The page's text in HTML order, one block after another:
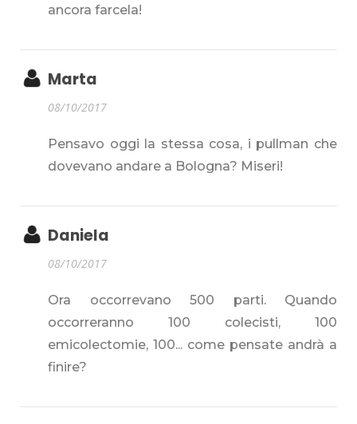
ancora farcela!
Marta
08/10/2017
Pensavo oggi la stessa cosa, i pullman che
dovevano andare a Bologna? Miseri!
Daniela
08/10/2017
Ora occorrevano 500 parti. Quando
occorreranno 100 colecisti, 100
emicolectomie, 100... come pensate andrà a
finire?